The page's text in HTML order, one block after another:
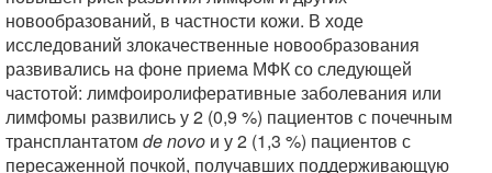
новообразований, в частности кожи. В ходе
исследований злокачественные новообразования
развивались на фоне приема МФК со следующей
частотой: лимфоиролиферативные заболевания или
лимфомы развились у 2 (0,9 %) пациентов с почечным
трансплантатом de novo и у 2 (1,3 %) пациентов с
пересаженной почкой, получавших поддерживающую